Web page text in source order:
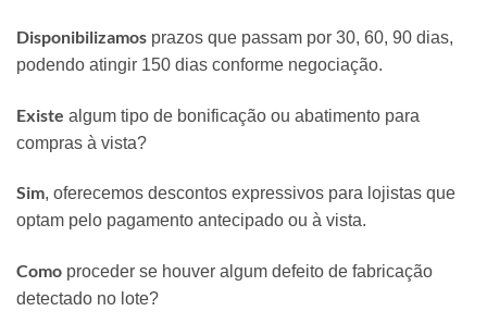
Disponibilizamos prazos que passam por 30, 60, 90 dias,
podendo atingir 150 dias conforme negociação.
Existe algum tipo de bonificação ou abatimento para
compras à vista?
Sim, oferecemos descontos expressivos para lojistas que
optam pelo pagamento antecipado ou à vista.
Como proceder se houver algum defeito de fabricação
detectado no lote?